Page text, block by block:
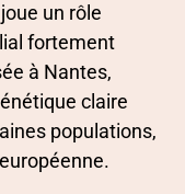
un rôle
fortement
à Nantes,
claire
populations,